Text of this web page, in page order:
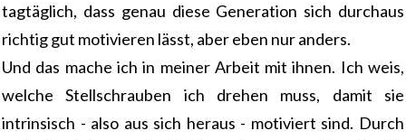
tagtäglich, dass genau diese Generation sich durchaus
richtig gut motivieren lässt, aber eben nur anders.
Und das mache ich in meiner Arbeit mit ihnen. Ich weis,
welche Stellschrauben ich drehen muss, damit sie
intrinsisch - also aus sich heraus - motiviert sind. Durch